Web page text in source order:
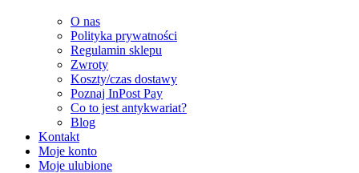
O nas
Polityka prywatności
Regulamin sklepu
Zwroty
Koszty/czas dostawy
Poznaj InPost Pay
Co to jest antykwariat?
Blog
Kontakt
Moje konto
Moje ulubione